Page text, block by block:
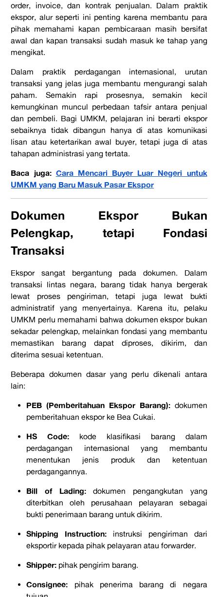
order, invoice, dan kontrak penjualan. Dalam praktik
ekspor, alur seperti ini penting karena membantu para
pihak memahami kapan pembicaraan masih bersifat
awal dan kapan transaksi sudah masuk ke tahap yang
mengikat.
Dalam praktik perdagangan internasional, urutan
transaksi yang jelas juga membantu mengurangi salah
paham. Semakin rapi prosesnya, semakin kecil
kemungkinan muncul perbedaan tafsir antara penjual
dan pembeli. Bagi UMKM, pelajaran ini berarti ekspor
sebaiknya tidak dibangun hanya di atas komunikasi
lisan atau ketertarikan awal buyer, tetapi juga di atas
tahapan administrasi yang tertata.
Baca juga: Cara Mencari Buyer Luar Negeri untuk
UMKM yang Baru Masuk Pasar Ekspor
Dokumen Ekspor Bukan
Pelengkap, tetapi Fondasi
Transaksi
Ekspor sangat bergantung pada dokumen. Dalam
transaksi lintas negara, barang tidak hanya bergerak
lewat proses pengiriman, tetapi juga lewat bukti
administratif yang menyertainya. Karena itu, pelaku
UMKM perlu memahami bahwa dokumen ekspor bukan
sekadar pelengkap, melainkan fondasi yang membantu
memastikan barang dapat diproses, dikirim, dan
diterima sesuai ketentuan.
Beberapa dokumen dasar yang perlu dikenali antara
lain:
PEB (Pemberitahuan Ekspor Barang):dokumen
pemberitahuan ekspor ke Bea Cukai.
HS Code: kode klasifikasi barang dalam
perdagangan internasional yang membantu
menentukan jenis produk dan ketentuan
perdagangannya.
Bill of Lading:dokumen pengangkutan yang
diterbitkan oleh perusahaan pelayaran sebagai
bukti penerimaan barang untuk dikirim.
Shipping Instruction: instruksi pengiriman dari
eksportir kepada pihak pelayaran atau forwarder.
Shipper: pihak pengirim barang.
Consignee: pihak penerima barang di negara